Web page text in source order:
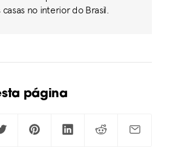
no interior do Brasil.
página